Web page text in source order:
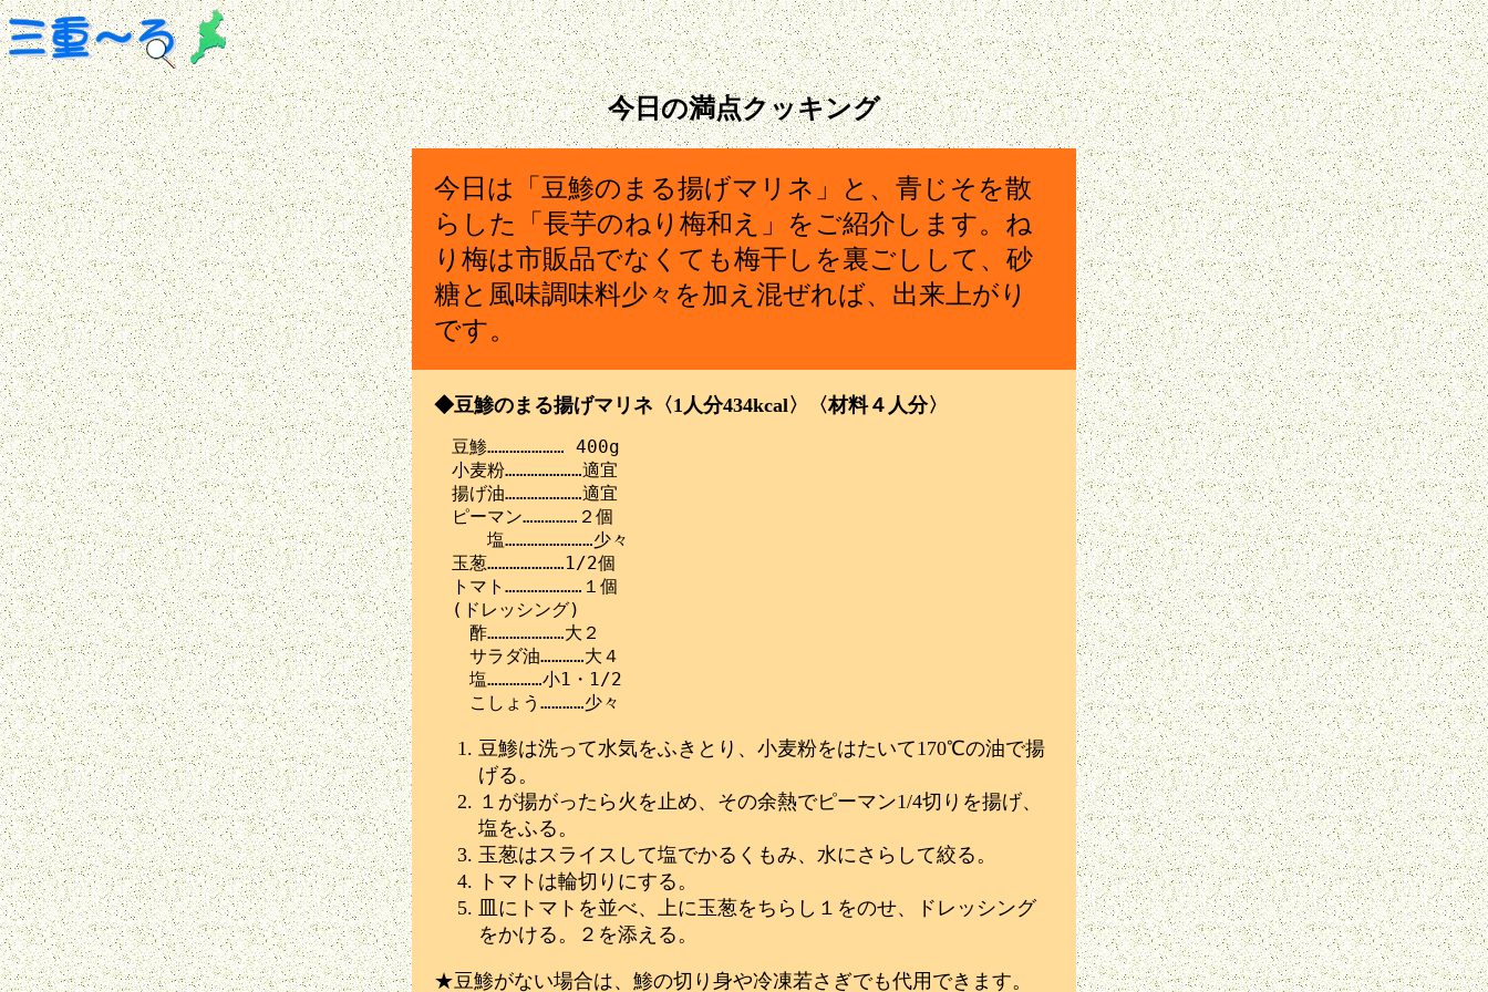
今日の満点クッキング
今日は「豆鯵のまる揚げマリネ」と、青じそを散
らした「長芋のねり梅和え」をご紹介します。ね
り梅は市販品でなくても梅干しを裏ごしして、砂
糖と風味調味料少々を加え混ぜれば、出来上がり
です。
◆豆鯵のまる揚げマリネ〈1人分434kcal〉〈材料４人分〉
豆鯵………………… 400g
小麦粉…………………適宜
揚げ油…………………適宜
ピーマン……………２個
塩……………………少々
玉葱…………………1/2個
トマト…………………１個
(ドレッシング)
酢…………………大２
サラダ油…………大４
塩……………小1・1/2
豆鯵は洗って水気をふきとり、小麦粉をはたいて170℃の油で揚
げる。
１が揚がったら火を止め、その余熱でピーマン1/4切りを揚げ、
塩をふる。
玉葱はスライスして塩でかるくもみ、水にさらして絞る。
トマトは輪切りにする。
皿にトマトを並べ、上に玉葱をちらし１をのせ、ドレッシング
をかける。２を添える。
★豆鯵がない場合は、鯵の切り身や冷凍若さぎでも代用できます。